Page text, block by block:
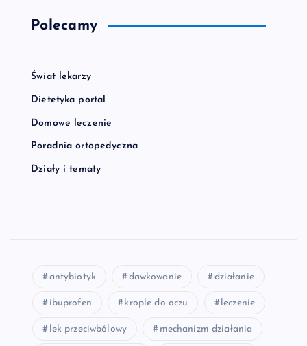
Polecamy
Świat lekarzy
Dietetyka portal
Domowe leczenie
Poradnia ortopedyczna
Działy i tematy
antybiotyk dawkowanie działanie
ibuprofen krople do oczu leczenie
lek przeciwbólowy mechanizm działania